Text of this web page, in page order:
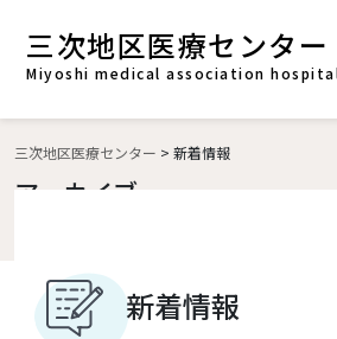
三次地区医療センター
Miyoshi medical association
三次地区医療センター > 新着情報
アーカイブ
新着情報